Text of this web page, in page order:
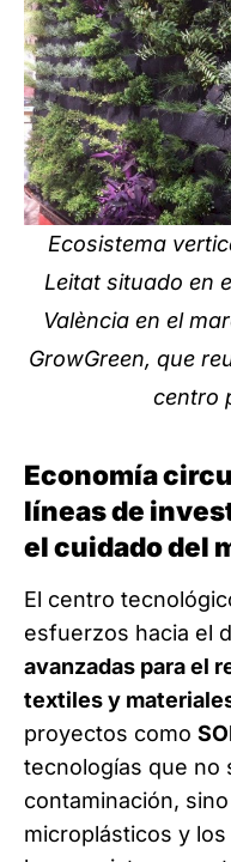
Ecosistema
Leitat situado en
València en el
GrowGreen, que
centro
Economía
líneas de
el cuidado del
El centro
esfuerzos hacia el
avanzadas para el
textiles y
proyectos como
tecnologías que no
contaminación,
microplásticos y